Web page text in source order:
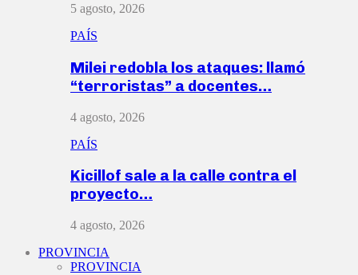
5 agosto, 2026
PAÍS
Milei redobla los ataques: llamó
“terroristas” a docentes…
4 agosto, 2026
PAÍS
Kicillof sale a la calle contra el
proyecto…
4 agosto, 2026
PROVINCIA
PROVINCIA